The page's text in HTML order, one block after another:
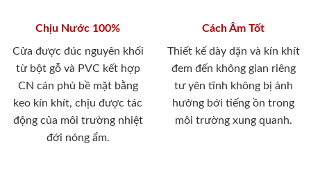
Chịu Nước 100%
Cửa được đúc nguyên khối
từ bột gỗ và PVC kết hợp
CN cán phủ bề mặt bằng
keo kín khít, chịu được tác
động của môi trường nhiệt
đới nóng ẩm.
Cách Âm Tốt
Thiết kế dày dặn và kín khít
đem đến không gian riêng
tư yên tĩnh không bị ảnh
hưởng bới tiếng ồn trong
môi trường xung quanh.